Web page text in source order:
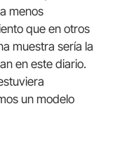
menos
que en otros
muestra sería la
en este diario.
un modelo